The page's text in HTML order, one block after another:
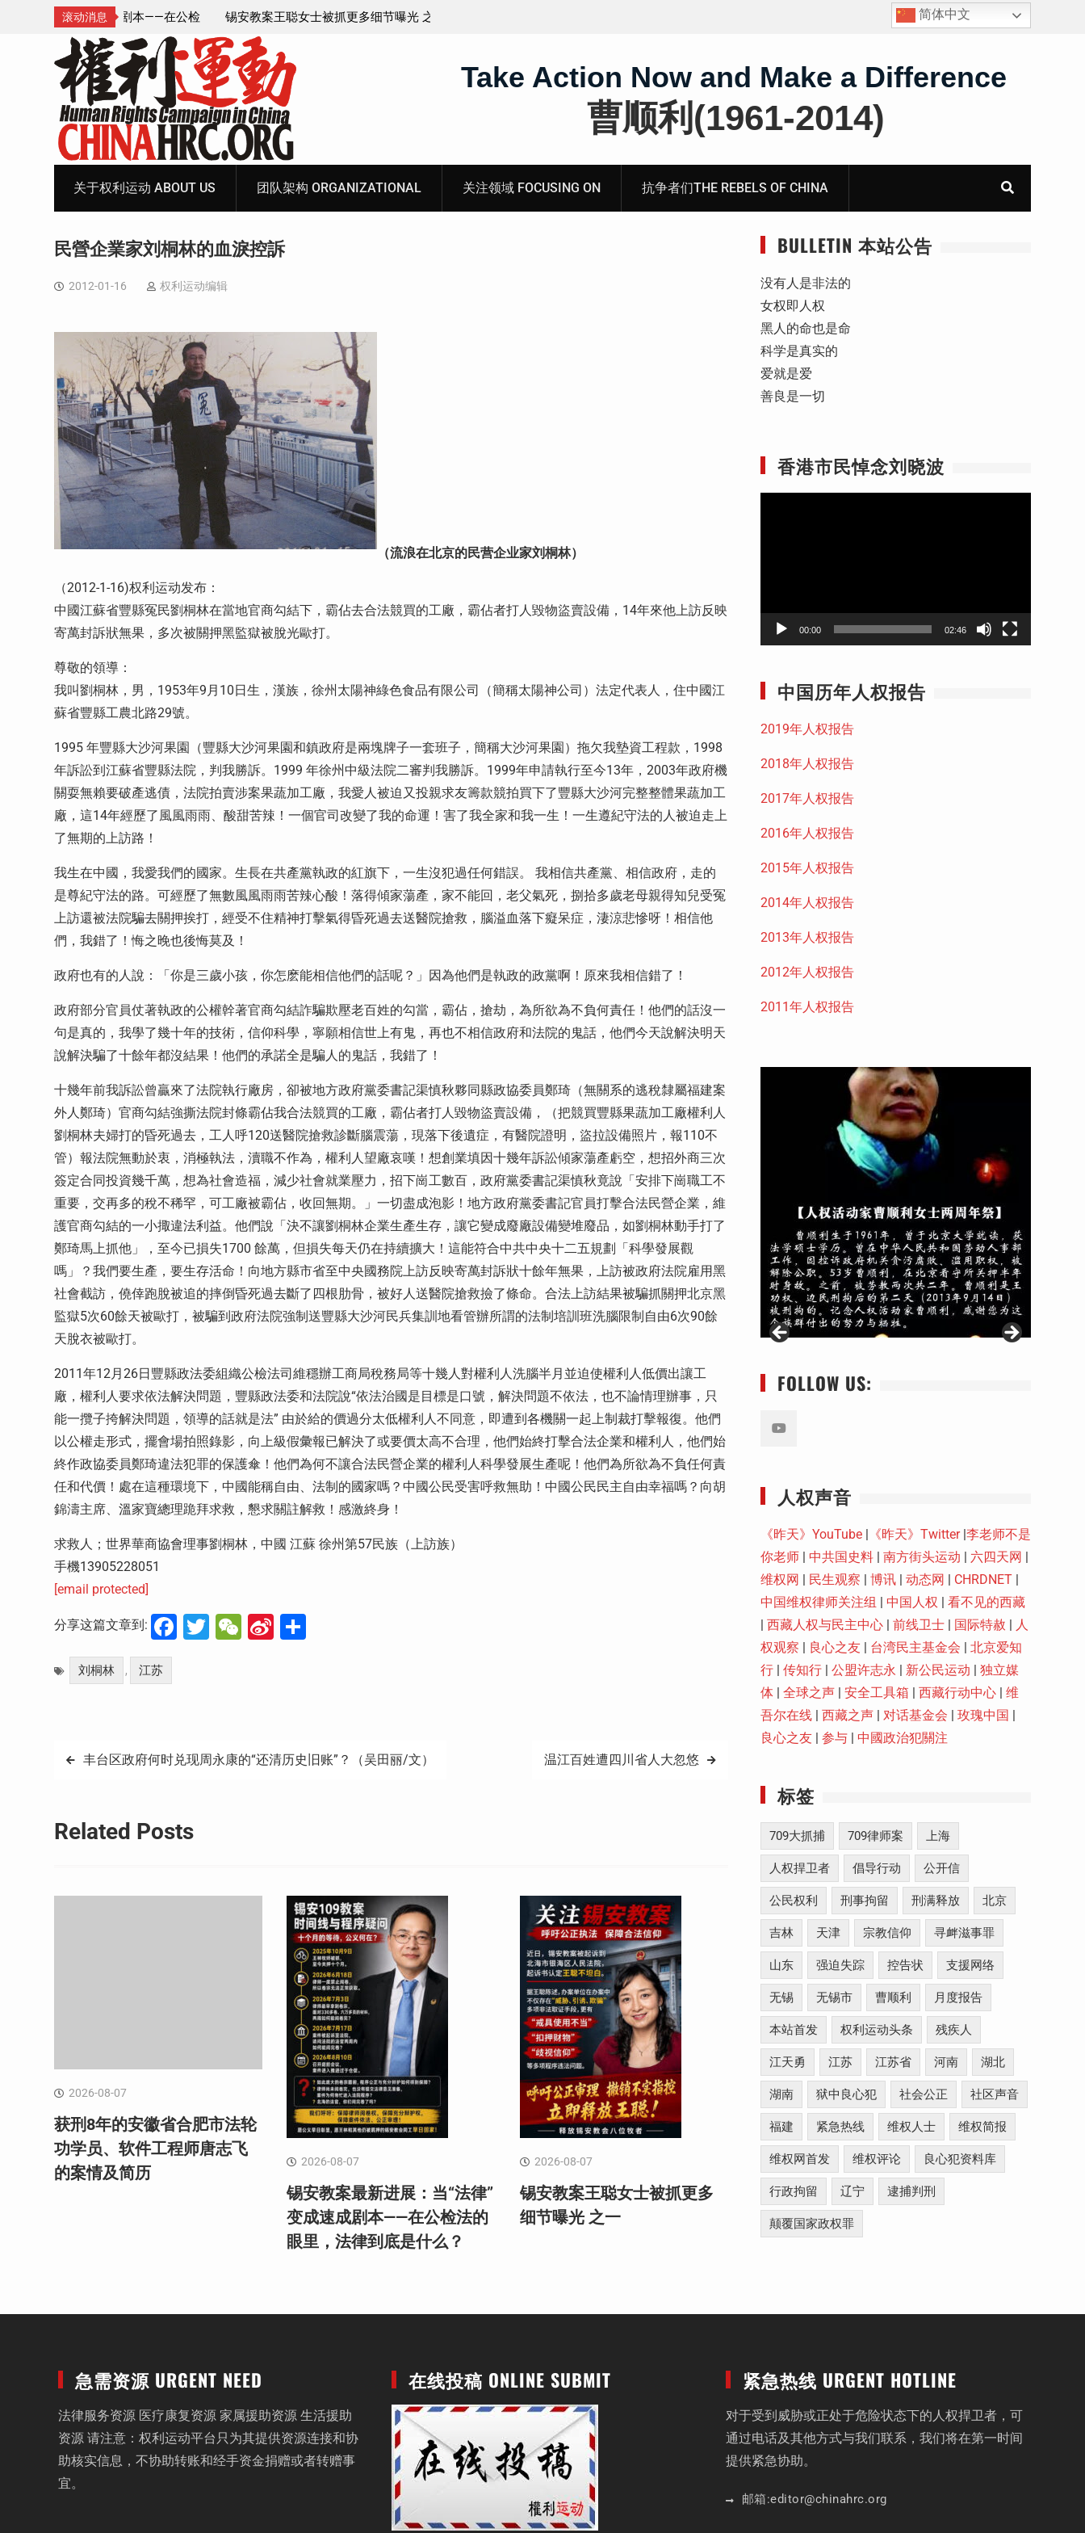
滚动消息
速成剧本——在公检 锡安教案王聪女士被抓更多细节曝光 之一
获刑8年的安徽省合肥市法轮功学员、软件工程师唐志
简体中文
Take Action Now and Make a Difference
曹顺利(1961-2014)
关于权利运动 ABOUT US 团队架构 ORGANIZATIONAL 关注领域 FOCUSING ON 抗争者们THE REBELS OF CHINA
民營企業家刘桐林的血淚控訴
2012-01-16 权利运动编辑
（流浪在北京的民营企业家刘桐林）
（2012-1-16)权利运动发布：
中國江蘇省豐縣冤民劉桐林在當地官商勾結下，霸佔去合法競買的工廠，霸佔者打人毀物盜賣設備，14年來他上訪反映
寄萬封訴狀無果，多次被關押黑監獄被脫光歐打。
尊敬的領導：
我叫劉桐林，男，1953年9月10日生，漢族，徐州太陽神綠色食品有限公司（簡稱太陽神公司）法定代表人，住中國江
蘇省豐縣工農北路29號。
1995 年豐縣大沙河果園（豐縣大沙河果園和鎮政府是兩塊牌子一套班子，簡稱大沙河果園）拖欠我墊資工程款，1998
年訴訟到江蘇省豐縣法院，判我勝訴。1999 年徐州中級法院二審判我勝訴。1999年申請執行至今13年，2003年政府機
關耍無賴要破產逃債，法院拍賣涉案果蔬加工廠，我愛人被迫又投親求友籌款競拍買下了豐縣大沙河完整整體果蔬加工
廠，這14年經歷了風風雨雨、酸甜苦辣！一個官司改變了我的命運！害了我全家和我一生！一生遵紀守法的人被迫走上
了無期的上訪路！
我生在中國，我愛我們的國家。生長在共產黨執政的紅旗下，一生沒犯過任何錯誤。 我相信共產黨、相信政府，走的
是尊紀守法的路。可經歷了無數風風雨雨苦辣心酸！落得傾家蕩產，家不能回，老父氣死，捌拾多歲老母親得知兒受冤
上訪還被法院騙去關押挨打，經受不住精神打擊氣得昏死過去送醫院搶救，腦溢血落下癡呆症，淒涼悲慘呀！相信他
們，我錯了！悔之晚也後悔莫及！
政府也有的人說：「你是三歲小孩，你怎麽能相信他們的話呢？」因為他們是執政的政黨啊！原來我相信錯了！
政府部分官員仗著執政的公權幹著官商勾結詐騙欺壓老百姓的勾當，霸佔，搶劫，為所欲為不負何責任！他們的話沒一
句是真的，我學了幾十年的技術，信仰科學，寧願相信世上有鬼，再也不相信政府和法院的鬼話，他們今天說解決明天
說解決騙了十餘年都沒結果！他們的承諾全是騙人的鬼話，我錯了！
十幾年前我訴訟曾贏來了法院執行廠房，卻被地方政府黨委書記渠慎秋夥同縣政協委員鄭琦（無關系的逃稅隸屬福建案
外人鄭琦）官商勾結強撕法院封條霸佔我合法競買的工廠，霸佔者打人毀物盜賣設備，（把競買豐縣果蔬加工廠權利人
劉桐林夫婦打的昏死過去，工人呼120送醫院搶救診斷腦震蕩，現落下後遺症，有醫院證明，盜拉設備照片，報110不
管）報法院無動於衷，消極執法，瀆職不作為，權利人望廠哀嘆！想創業填因十幾年訴訟傾家蕩產虧空，想招外商三次
簽定合同投資幾千萬，想為社會造福，減少社會就業壓力，招下崗工數百，政府黨委書記渠慎秋竟說「安排下崗職工不
重要，交再多的稅不稀罕，可工廠被霸佔，收回無期。」一切盡成泡影！地方政府黨委書記官員打擊合法民營企業，維
護官商勾結的一小掫違法利益。他們說「決不讓劉桐林企業生產生存，讓它變成廢廠設備變堆廢品，如劉桐林動手打了
鄭琦馬上抓他」，至今已損失1700 餘萬，但損失每天仍在持續擴大！這能符合中共中央十二五規劃「科學發展觀
嗎」？我們要生產，要生存活命！向地方縣市省至中央國務院上訪反映寄萬封訴狀十餘年無果，上訪被政府法院雇用黑
社會截訪，僥倖跑脫被追的摔倒昏死過去斷了四根肋骨，被好人送醫院搶救撿了條命。合法上訪結果被騙抓關押北京黑
監獄5次60餘天被歐打，被騙到政府法院強制送豐縣大沙河民兵集訓地看管辦所謂的法制培訓班洗腦限制自由6次90餘
天脫衣被歐打。
2011年12月26日豐縣政法委組織公檢法司維穩辦工商局稅務局等十幾人對權利人洗腦半月並迫使權利人低價出讓工
廠，權利人要求依法解決問題，豐縣政法委和法院說“依法治國是目標是口號，解決問題不依法，也不論情理辦事，只
能一攬子挎解決問題，領導的話就是法” 由於給的價過分太低權利人不同意，即遭到各機關一起上制裁打擊報復。他們
以公權走形式，擺會場拍照錄影，向上級假彙報已解決了或要價太高不合理，他們始終打擊合法企業和權利人，他們始
終作政協委員鄭琦違法犯罪的保護傘！他們為何不讓合法民營企業的權利人科學發展生產呢！他們為所欲為不負任何責
任和代價！處在這種環境下，中國能稱自由、法制的國家嗎？中國公民受害呼救無助！中國公民民主自由幸福嗎？向胡
錦濤主席、溫家寶總理跪拜求救，懇求關註解救！感激終身！
求救人；世界華商協會理事劉桐林，中國 江蘇 徐州第57民族（上訪族）
手機13905228051
[email protected]
分享这篇文章到: Facebook
Twitter
WeChat
Sina
刘桐林 , 江苏
文
导
丰台区政府何时兑现周永康的“还清历史旧账”？（吴田丽/文） 温江百姓遭四川省人大忽悠
Related Posts
2026-08-07
获刑8年的安徽省合肥市法轮
功学员、软件工程师唐志飞
的案情及简历
2026-08-07
锡安教案最新进展：当“法律”
变成速成剧本——在公检法的
眼里，法律到底是什么？
2026-08-07
锡安教案王聪女士被抓更多
细节曝光 之一
BULLETIN 本站公告
没有人是非法的
女权即人权
黑人的命也是命
科学是真实的
爱就是爱
善良是一切
香港市民悼念刘晓波
00:00 02:46
中国历年人权报告
2019年人权报告
2018年人权报告
2017年人权报告
2016年人权报告
2015年人权报告
2014年人权报告
2013年人权报告
2012年人权报告
2011年人权报告
FOLLOW US:
人权声音
《昨天》YouTube | 《昨天》Twitter|李老师不是
你老师 | 中共国史料 | 南方街头运动 | 六四天网 |
维权网 | 民生观察 | 博讯 | 动态网 | CHRDNET |
中国维权律师关注组 | 中国人权 | 看不见的西藏
| 西藏人权与民主中心 | 前线卫士 | 国际特赦 | 人
权观察 | 良心之友 | 台湾民主基金会 | 北京爱知
行 | 传知行 | 公盟许志永 | 新公民运动 | 独立媒
体 | 全球之声 | 安全工具箱 | 西藏行动中心 | 维
吾尔在线 | 西藏之声 | 对话基金会 | 玫瑰中国 |
良心之友 | 参与 | 中國政治犯關注
标签
709大抓捕 709律师案 上海
人权捍卫者 倡导行动 公开信
公民权利 刑事拘留 刑满释放 北京
吉林 天津 宗教信仰 寻衅滋事罪
山东 强迫失踪 控告状 支援网络
无锡 无锡市 曹顺利 月度报告
本站首发 权利运动头条 残疾人
江天勇 江苏 江苏省 河南 湖北
湖南 狱中良心犯 社会公正 社区声音
福建 紧急热线 维权人士 维权简报
维权网首发 维权评论 良心犯资料库
行政拘留 辽宁 逮捕判刑
颠覆国家政权罪
急需资源 URGENT NEED
法律服务资源 医疗康复资源 家属援助资源 生活援助
资源 请注意：权利运动平台只为其提供资源连接和协
助核实信息，不协助转账和经手资金捐赠或者转赠事
宜。
在线投稿 ONLINE SUBMIT 紧急热线 URGENT HOTLINE
对于受到威胁或正处于危险状态下的人权捍卫者，可
通过电话及其他方式与我们联系，我们将在第一时间
提供紧急协助。
邮箱:editor@chinahrc.org